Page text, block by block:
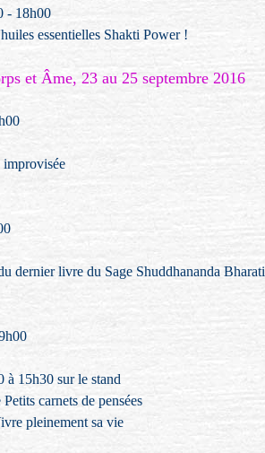
18h00
essentielles Shakti Power !
et Âme, 23 au 25 septembre 2016
dernier livre du Sage Shuddhananda Bharati
à 15h30 sur le stand
carnets de pensées
pleinement sa vie